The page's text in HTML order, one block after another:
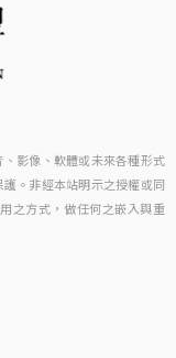
影像、軟體或未來各種形式
。非經本站明示之授權或同
之方式，做任何之嵌入與重